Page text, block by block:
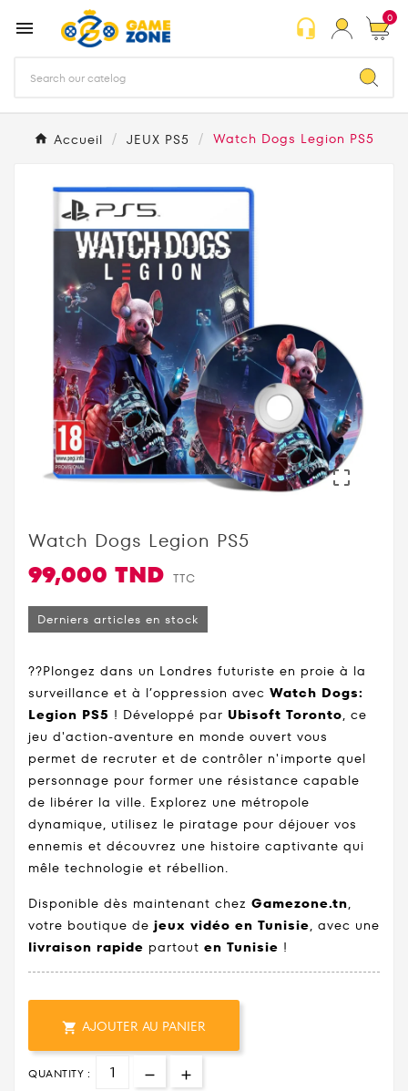
 headset_mic 0
Accueil JEUX PS5 Watch Dogs Legion PS5

Watch Dogs Legion PS5
99,000 TND TTC
Derniers articles en stock
?️?Plongez dans un Londres futuriste en proie à la
surveillance et à l’oppression avec Watch Dogs:
Legion PS5 ! Développé par Ubisoft Toronto, ce
jeu d'action-aventure en monde ouvert vous
permet de recruter et de contrôler n'importe quel
personnage pour former une résistance capable
de libérer la ville. Explorez une métropole
dynamique, utilisez le piratage pour déjouer vos
ennemis et découvrez une histoire captivante qui
mêle technologie et rébellion.
Disponible dès maintenant chez Gamezone.tn,
votre boutique de jeux vidéo en Tunisie, avec une
livraison rapide partout en Tunisie !
 AJOUTER AU PANIER
QUANTITY :